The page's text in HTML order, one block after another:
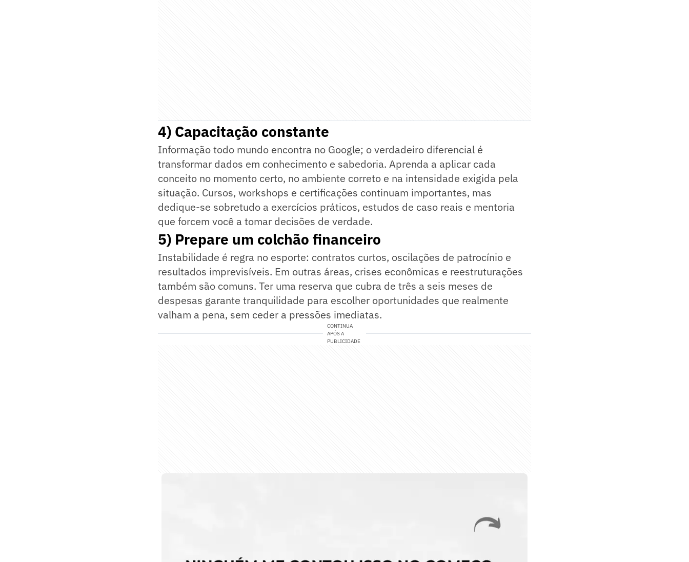
4) Capacitação constante
Informação todo mundo encontra no Google; o verdadeiro diferencial é
transformar dados em conhecimento e sabedoria. Aprenda a aplicar cada
conceito no momento certo, no ambiente correto e na intensidade exigida pela
situação. Cursos, workshops e certificações continuam importantes, mas
dedique-se sobretudo a exercícios práticos, estudos de caso reais e mentoria
que forcem você a tomar decisões de verdade.
5) Prepare um colchão financeiro
Instabilidade é regra no esporte: contratos curtos, oscilações de patrocínio e
resultados imprevisíveis. Em outras áreas, crises econômicas e reestruturações
também são comuns. Ter uma reserva que cubra de três a seis meses de
despesas garante tranquilidade para escolher oportunidades que realmente
valham a pena, sem ceder a pressões imediatas.
CONTINUA
APÓS A
PUBLICIDADE